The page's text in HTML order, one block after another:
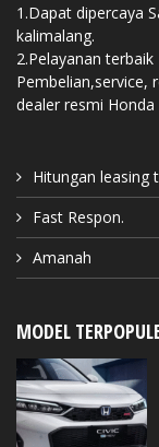
1.Dapat dipercaya
kalimalang.
2.Pelayanan terbaik
Pembelian,service,
dealer resmi
Hitungan leasing
Fast Respon.
Amanah
MODEL